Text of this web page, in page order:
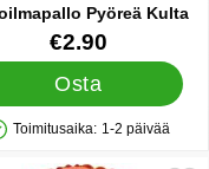
Pyöreä Kulta
5728
€2.90
Osta
Varastossa
Toimitusaika: 1-2 päivää